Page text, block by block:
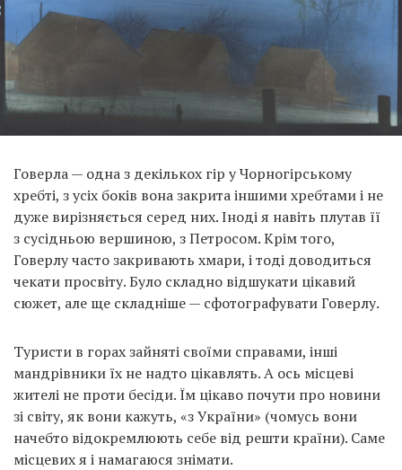
Говерла — одна з декількох гір у Чорногірському
хребті, з усіх боків вона закрита іншими хребтами і не
дуже вирізняється серед них. Іноді я навіть плутав її
з сусідньою вершиною, з Петросом. Крім того,
Говерлу часто закривають хмари, і тоді доводиться
чекати просвіту. Було складно відшукати цікавий
сюжет, але ще складніше — сфотографувати Говерлу.
Туристи в горах зайняті своїми справами, інші
мандрівники їх не надто цікавлять. А ось місцеві
жителі не проти бесіди. Їм цікаво почути про новини
зі світу, як вони кажуть, «з України» (чомусь вони
начебто відокремлюють себе від решти країни). Саме
місцевих я і намагаюся знімати.